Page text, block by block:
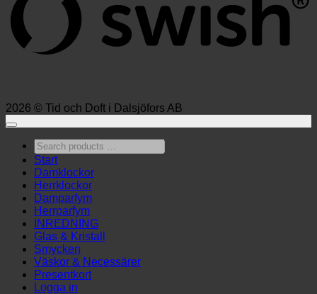
2026 © Tid och Doft i Dalsjöfors AB
Search
products
…
Start
Damklockor
Herrklockor
Damparfym
Herrparfym
INREDNING
Glas & Kristall
Smycken
Väskor & Necessärer
Presentkort
Logga in